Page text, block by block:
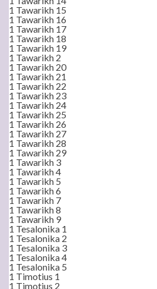
1 Tawarikh 15
1 Tawarikh 16
1 Tawarikh 17
1 Tawarikh 18
1 Tawarikh 19
1 Tawarikh 2
1 Tawarikh 20
1 Tawarikh 21
1 Tawarikh 22
1 Tawarikh 23
1 Tawarikh 24
1 Tawarikh 25
1 Tawarikh 26
1 Tawarikh 27
1 Tawarikh 28
1 Tawarikh 29
1 Tawarikh 3
1 Tawarikh 4
1 Tawarikh 5
1 Tawarikh 6
1 Tawarikh 7
1 Tawarikh 8
1 Tawarikh 9
1 Tesalonika 1
1 Tesalonika 2
1 Tesalonika 3
1 Tesalonika 4
1 Tesalonika 5
1 Timotius 1
1 Timotius 2